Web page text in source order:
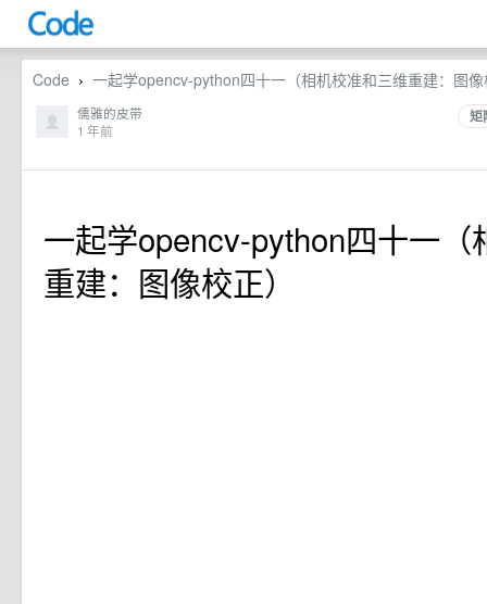
Code › 一起学opencv-python四十一（相机校准和三维重建：图
矩
儒雅的皮带
1 年前
一起学opencv-python四十一（
重建：图像校正）